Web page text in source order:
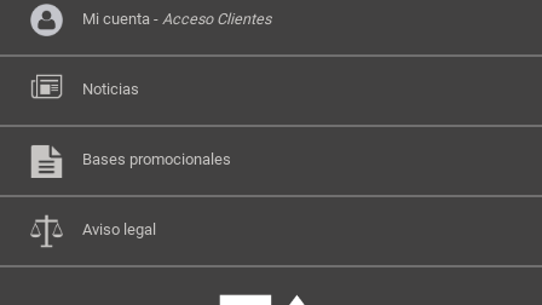
Mi cuenta - Acceso Clientes
Noticias
Bases promocionales
Aviso legal